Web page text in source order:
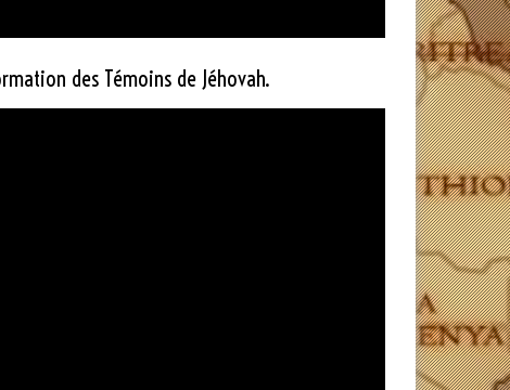
des Témoins de Jéhovah.